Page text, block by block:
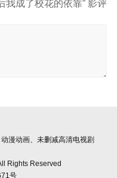
我成了校花的依靠” 影评
漫动画、未删减高清电视剧
Rights Reserved
号